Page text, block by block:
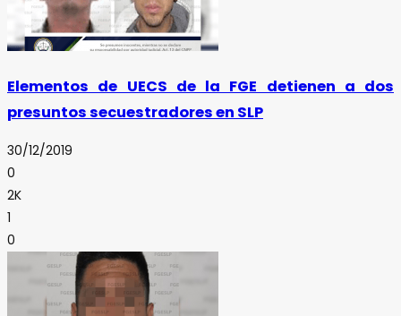
Elementos de UECS de la FGE detienen a dos
presuntos secuestradores en SLP
30/12/2019
0
2K
1
0